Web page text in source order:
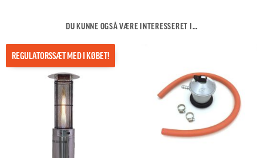
DU KUNNE OGSÅ VÆRE INTERESSERET I…
REGULATORSSÆT MED I KØBET!